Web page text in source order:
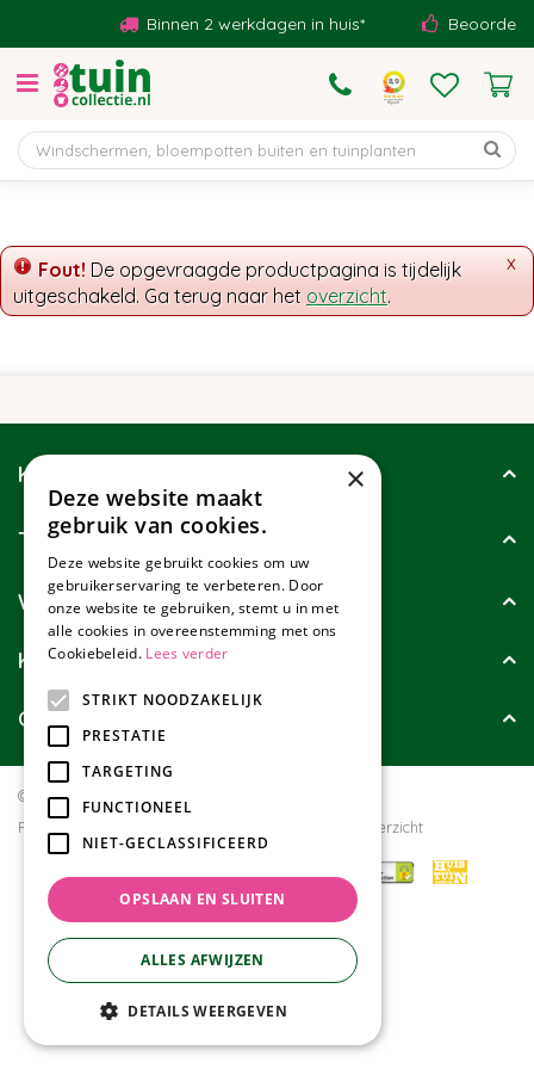
t
n
Binnen 2 werkdagen in huis*
x
Fout! De opgevraagde productpagina is tijdelijk
uitgeschakeld. Ga terug naar het overzicht.
Klantenservice
Tuincollectie
Wie zijn wij?
Klanten geven ons
Contact
© Tuincollectie.nl
Privacy policy
Tuincentrum Overzicht
×
Deze website maakt
gebruik van cookies.
Deze website gebruikt cookies om uw
gebruikerservaring te verbeteren. Door
onze website te gebruiken, stemt u in met
alle cookies in overeenstemming met ons
Cookiebeleid. Lees verder
STRIKT NOODZAKELIJK
PRESTATIE
TARGETING
FUNCTIONEEL
NIET-GECLASSIFICEERD
OPSLAAN EN SLUITEN
ALLES AFWIJZEN
DETAILS WEERGEVEN